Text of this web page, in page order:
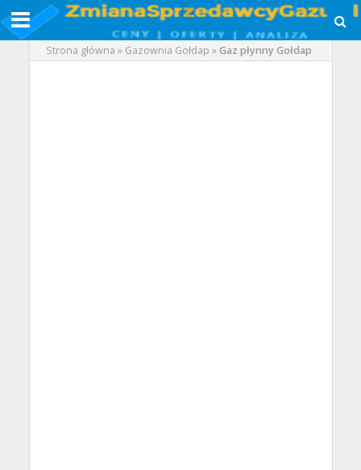
Strona główna » Gazownia Gołdap »Gaz płynny Gołdap